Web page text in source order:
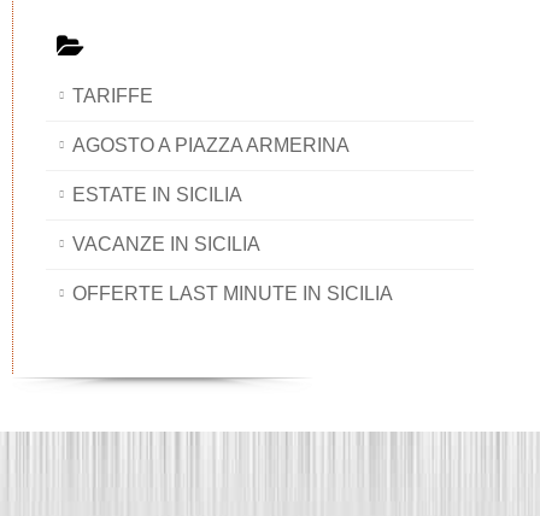
TARIFFE
AGOSTO A PIAZZA ARMERINA
ESTATE IN SICILIA
VACANZE IN SICILIA
OFFERTE LAST MINUTE IN SICILIA